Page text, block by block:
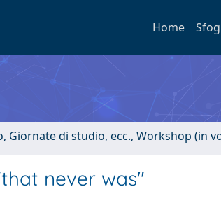
Home
Giornate di studio, ecc., Workshop (in
never was"